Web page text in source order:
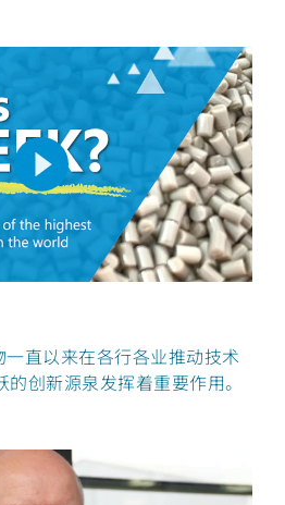
一直以来在各行各业推动技术
创新源泉发挥着重要作用。